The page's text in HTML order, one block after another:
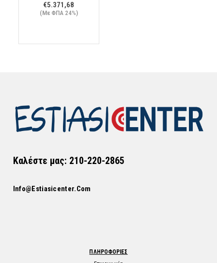
€5.371,68
(Με ΦΠΑ 24%)
Καλέστε μας: 210-220-2865
Info@estiasicenter.com
ΠΛΗΡΟΦΟΡΙΕΣ